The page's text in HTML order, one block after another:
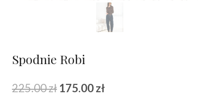
Spodnie Robi
225.00zł Pierwotna
175.00zł